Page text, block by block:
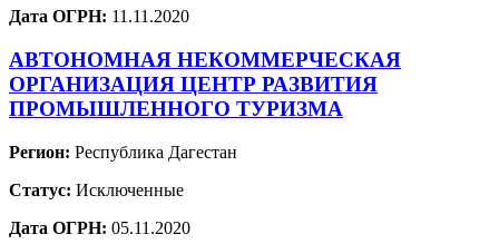
Дата ОГРН: 11.11.2020
АВТОНОМНАЯ НЕКОММЕРЧЕСКАЯ
ОРГАНИЗАЦИЯ ЦЕНТР РАЗВИТИЯ
ПРОМЫШЛЕННОГО ТУРИЗМА
Регион: Республика Дагестан
Статус: Исключенные
Дата ОГРН: 05.11.2020